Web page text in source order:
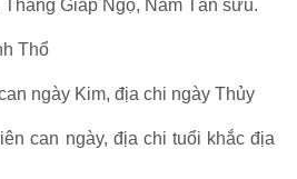
Giáp Ngọ, Năm Tân sửu.
Thổ
ngày Kim, địa chi ngày Thủy
can ngày, địa chi tuổi khắc địa